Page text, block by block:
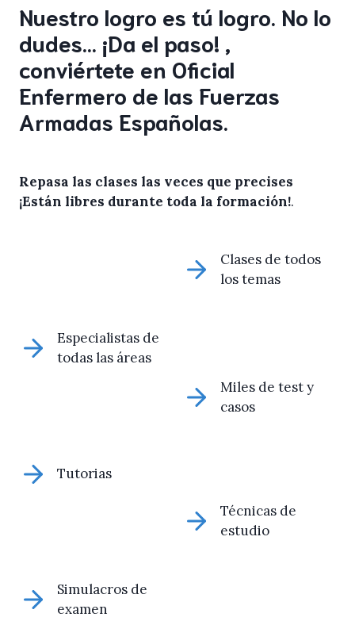
Nuestro logro es tú logro. No lo
dudes… ¡Da el paso! ,
conviértete en Oficial
Enfermero de las Fuerzas
Armadas Españolas.
Repasa las clases las veces que precises
¡Están libres durante toda la formación!.
Clases de todos
los temas
Especialistas de
todas las áreas
Miles de test y
casos
Tutorias
Técnicas de
estudio
Simulacros de
examen